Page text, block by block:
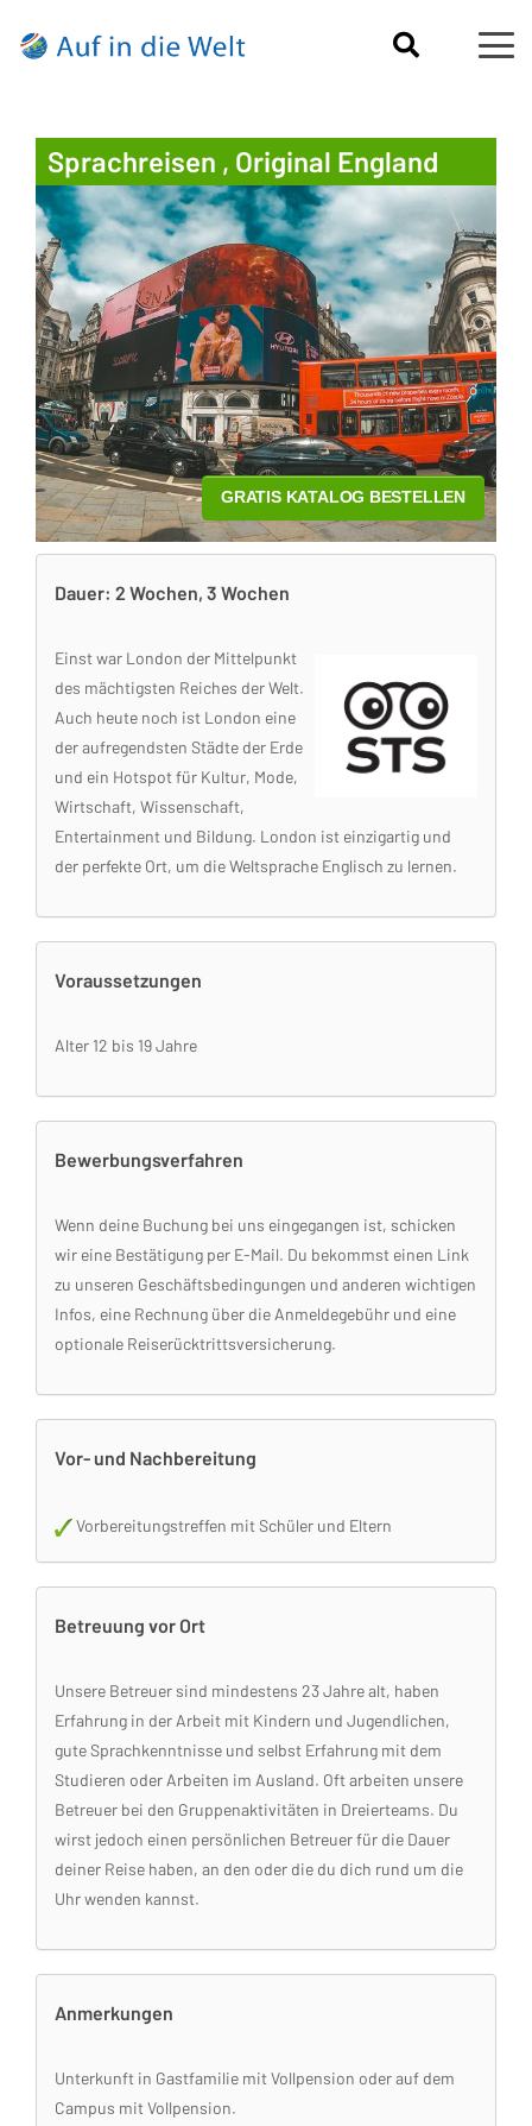
Sprachreisen , Original England
Dauer: 2 Wochen, 3 Wochen
Einst war London der Mittelpunkt
des mächtigsten Reiches der Welt.
Auch heute noch ist London eine
der aufregendsten Städte der Erde
und ein Hotspot für Kultur, Mode,
Wirtschaft, Wissenschaft,
Entertainment und Bildung. London ist einzigartig und
der perfekte Ort, um die Weltsprache Englisch zu lernen.
Voraussetzungen
Alter 12 bis 19 Jahre
Bewerbungsverfahren
Wenn deine Buchung bei uns eingegangen ist, schicken
wir eine Bestätigung per E-Mail. Du bekommst einen Link
zu unseren Geschäftsbedingungen und anderen wichtigen
Infos, eine Rechnung über die Anmeldegebühr und eine
optionale Reiserücktrittsversicherung.
Vor- und Nachbereitung
Vorbereitungstreffen mit Schüler und Eltern
Betreuung vor Ort
Unsere Betreuer sind mindestens 23 Jahre alt, haben
Erfahrung in der Arbeit mit Kindern und Jugendlichen,
gute Sprachkenntnisse und selbst Erfahrung mit dem
Studieren oder Arbeiten im Ausland. Oft arbeiten unsere
Betreuer bei den Gruppenaktivitäten in Dreierteams. Du
wirst jedoch einen persönlichen Betreuer für die Dauer
deiner Reise haben, an den oder die du dich rund um die
Uhr wenden kannst.
Anmerkungen
Unterkunft in Gastfamilie mit Vollpension oder auf dem
Campus mit Vollpension.